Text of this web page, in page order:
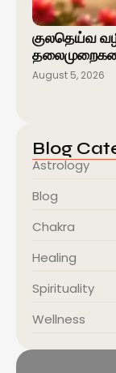
குலதெய்வ
August 5, 2026
Blog
Astrology
Blog
Chakra
Healing
Spirituality
Wellness